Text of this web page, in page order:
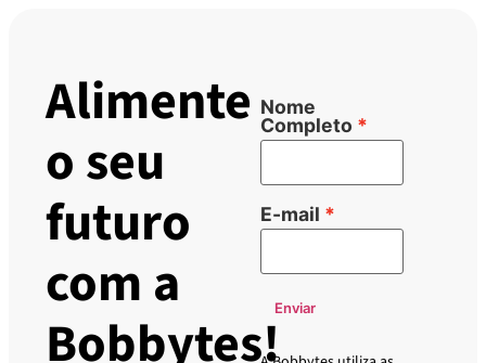
Alimente
o seu
futuro
com a
Bobbytes!
Nome
Completo
E-mail
Enviar